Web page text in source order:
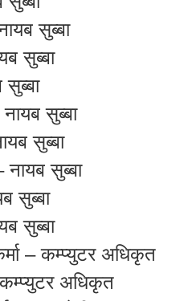
सुब्बा
सुब्बा
सुब्बा
सुब्बा
नायब सुब्बा
सुब्बा
सुब्बा
– कम्प्युटर अधिकृत
अधिकृत